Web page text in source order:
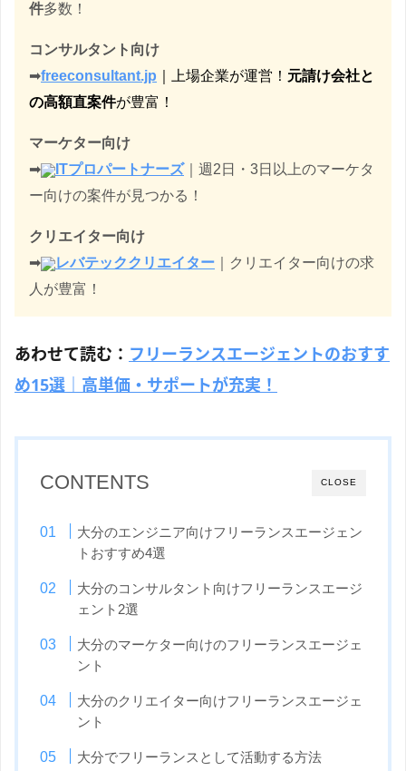
件多数！
コンサルタント向け
➡︎freeconsultant.jp ｜上場企業が運営！ 元請け会社と
の高額直案件が豊富！
マーケター向け
➡︎
ITプロパートナーズ ｜週2日・3日以上のマーケタ
ー向けの案件が見つかる！
クリエイター向け
➡︎
レバテッククリエイター ｜クリエイター向けの求
人が豊富！
あわせて読む： フリーランスエージェントのおすす
め15選｜高単価・サポートが充実！
CLOSE
CONTENTS
大分のエンジニア向けフリーランスエージェン
トおすすめ4選
大分のコンサルタント向けフリーランスエージ
ェント2選
大分のマーケター向けのフリーランスエージェ
ント
大分のクリエイター向けフリーランスエージェ
ント
大分でフリーランスとして活動する方法